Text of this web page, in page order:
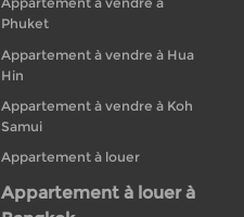
Phuket
Appartement à vendre à Hua
Hin
Appartement à vendre à Koh
Samui
Appartement à louer
Appartement à louer à